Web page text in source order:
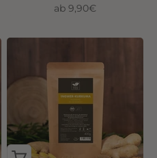
Angebot
ab 9,90€